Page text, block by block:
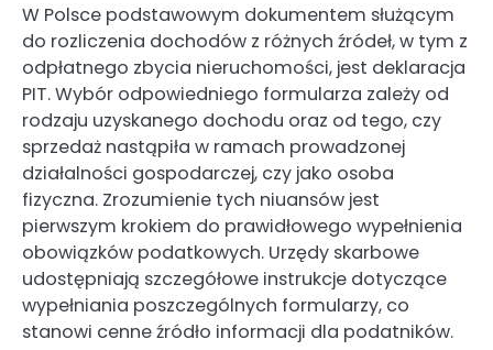
W Polsce podstawowym dokumentem służącym
do rozliczenia dochodów z różnych źródeł, w tym z
odpłatnego zbycia nieruchomości, jest deklaracja
PIT. Wybór odpowiedniego formularza zależy od
rodzaju uzyskanego dochodu oraz od tego, czy
sprzedaż nastąpiła w ramach prowadzonej
działalności gospodarczej, czy jako osoba
fizyczna. Zrozumienie tych niuansów jest
pierwszym krokiem do prawidłowego wypełnienia
obowiązków podatkowych. Urzędy skarbowe
udostępniają szczegółowe instrukcje dotyczące
wypełniania poszczególnych formularzy, co
stanowi cenne źródło informacji dla podatników.